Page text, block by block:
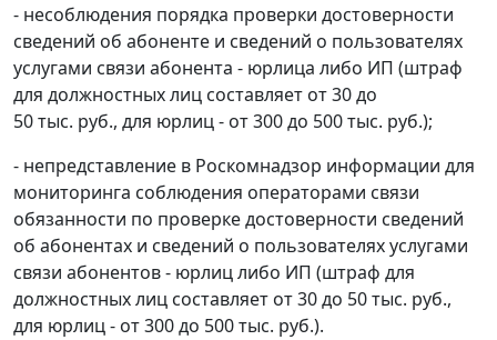
- несоблюдения порядка проверки достоверности
сведений об абоненте и сведений о пользователях
услугами связи абонента - юрлица либо ИП (штраф
для должностных лиц составляет от 30 до
50 тыс. руб., для юрлиц - от 300 до 500 тыс. руб.);
- непредставление в Роскомнадзор информации для
мониторинга соблюдения операторами связи
обязанности по проверке достоверности сведений
об абонентах и сведений о пользователях услугами
связи абонентов - юрлиц либо ИП (штраф для
должностных лиц составляет от 30 до 50 тыс. руб.,
для юрлиц - от 300 до 500 тыс. руб.).